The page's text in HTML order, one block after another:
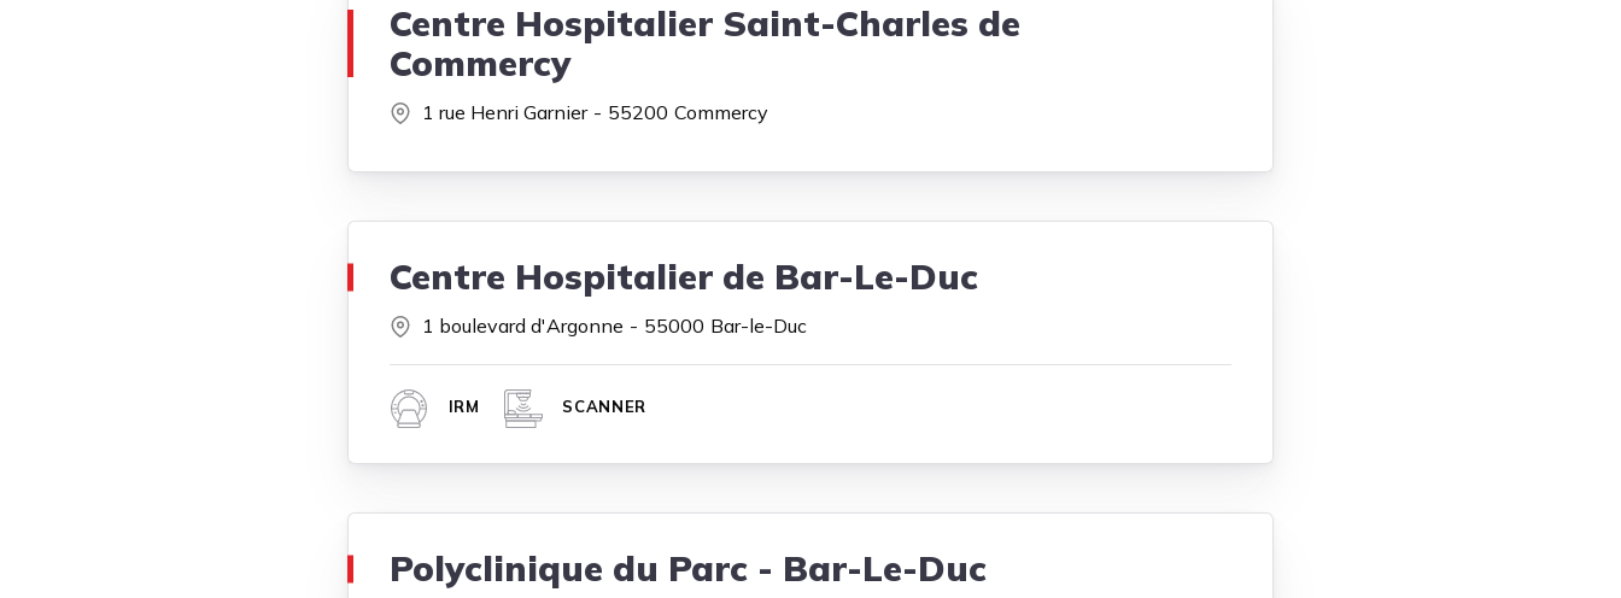
Centre Hospitalier Saint-Charles de
Commercy
1 rue Henri Garnier 55200 Commercy
Centre Hospitalier de Bar-Le-Duc
1 boulevard d'Argonne 55000 Bar-le-Duc
IRM SCANNER
Polyclinique du Parc - Bar-Le-Duc